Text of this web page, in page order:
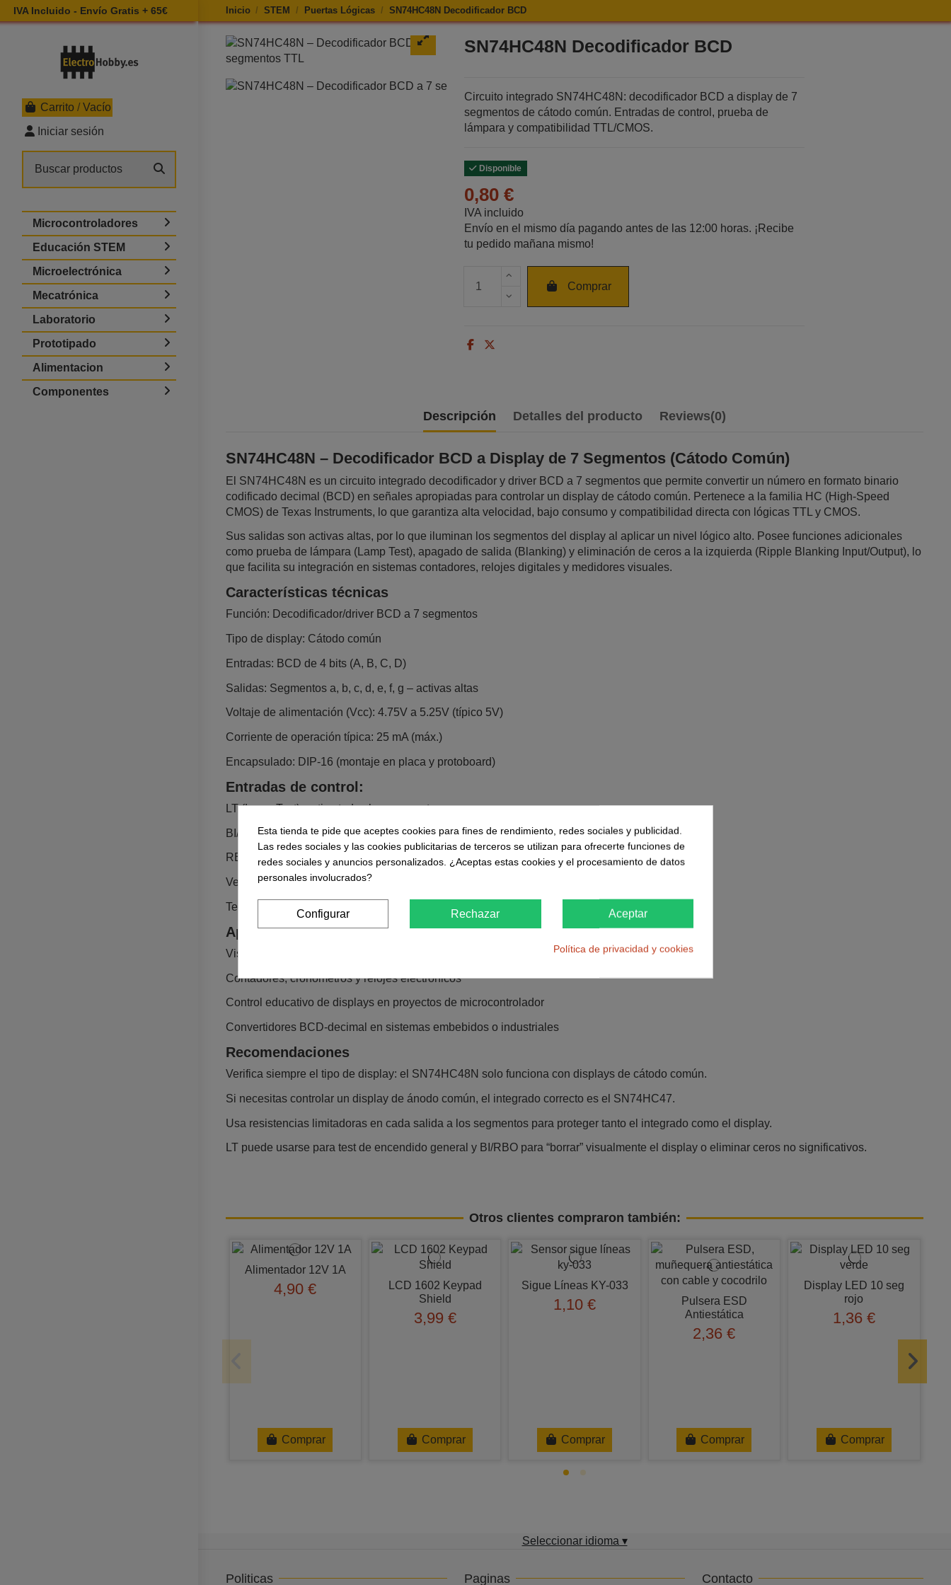
IVA Incluido - Envío Gratis + 65€
Carrito /Vacío
Iniciar sesión
Microcontroladores
Educación STEM
Microelectrónica
Mecatrónica
Laboratorio
Prototipado
Alimentacion
Componentes
Inicio STEM Puertas Lógicas SN74HC48N Decodificador BCD
Ampliar imagen de SN74HC48N Decodificador BCDSN74HC48N Decodificador BCD
Circuito integrado SN74HC48N: decodificador BCD a display de 7
segmentos de cátodo común. Entradas de control, prueba de
lámpara y compatibilidad TTL/CMOS.
Disponible
0,80 €
IVA incluido
Envío en el mismo día pagando antes de las 12:00 horas. ¡Recibe
tu pedido mañana mismo!
Cantidad de unidades
Comprar
Descripción Detalles del producto Reviews(0)
SN74HC48N – Decodificador BCD a Display de 7 Segmentos (Cátodo Común)
El SN74HC48N es un circuito integrado decodificador y driver BCD a 7 segmentos que permite convertir un número en formato binario
codificado decimal (BCD) en señales apropiadas para controlar un display de cátodo común. Pertenece a la familia HC (High-Speed
CMOS) de Texas Instruments, lo que garantiza alta velocidad, bajo consumo y compatibilidad directa con lógicas TTL y CMOS.
Sus salidas son activas altas, por lo que iluminan los segmentos del display al aplicar un nivel lógico alto. Posee funciones adicionales
como prueba de lámpara (Lamp Test), apagado de salida (Blanking) y eliminación de ceros a la izquierda (Ripple Blanking Input/Output), lo
que facilita su integración en sistemas contadores, relojes digitales y medidores visuales.
Características técnicas
Función: Decodificador/driver BCD a 7 segmentos
Tipo de display: Cátodo común
Entradas: BCD de 4 bits (A, B, C, D)
Salidas: Segmentos a, b, c, d, e, f, g – activas altas
Voltaje de alimentación (Vcc): 4.75V a 5.25V (típico 5V)
Corriente de operación típica: 25 mA (máx.)
Encapsulado: DIP-16 (montaje en placa y protoboard)
Entradas de control:
LT (Lamp Test): activa todos los segmentos
BI/RBO (Blanking Input / Ripple Blanking Output): apagado de display o supresión de ceros
RBI: entrada de supresión de ceros
Velocidad: Conmutación rápida típica de la serie HC
Temperatura de trabajo: -40°C a +125°C
Aplicaciones recomendadas
Visualización numérica en instrumentos y paneles digitales
Contadores, cronómetros y relojes electrónicos
Control educativo de displays en proyectos de microcontrolador
Convertidores BCD-decimal en sistemas embebidos o industriales
Recomendaciones
Verifica siempre el tipo de display: el SN74HC48N solo funciona con displays de cátodo común.
Si necesitas controlar un display de ánodo común, el integrado correcto es el SN74HC47.
Usa resistencias limitadoras en cada salida a los segmentos para proteger tanto el integrado como el display.
LT puede usarse para test de encendido general y BI/RBO para “borrar” visualmente el display o eliminar ceros no significativos.
Otros clientes compraron también:
Alimentador 12V 1A
4,90 €
Comprar
LCD 1602 Keypad
Shield
3,99 €
Comprar
Sigue Líneas KY-033
1,10 €
Comprar
Pulsera ESD
Antiestática
2,36 €
Comprar
Display LED 10 seg
rojo
1,36 €
Comprar
Seleccionar idioma ▾
Politicas Paginas Contacto
Esta tienda te pide que aceptes cookies para fines de rendimiento, redes sociales y publicidad.
Las redes sociales y las cookies publicitarias de terceros se utilizan para ofrecerte funciones de
redes sociales y anuncios personalizados. ¿Aceptas estas cookies y el procesamiento de datos
personales involucrados?
Configurar Rechazar Aceptar
Política de privacidad y cookies